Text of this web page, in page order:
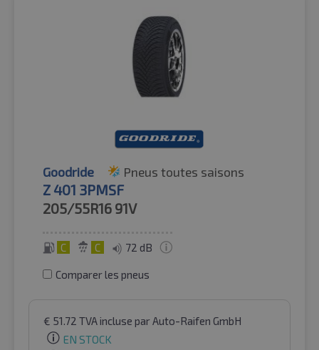
Goodride Pneus toutes saisons
Z 401 3PMSF
205/55R16 91V
C C 72 dB
Comparer les pneus
€ 51.72 TVA incluse par Auto-Raifen GmbH
EN STOCK